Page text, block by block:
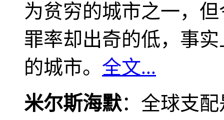
为贫穷的城市之一，
罪率却出奇的低，事
的城市。 全文...
米尔斯海默：全球支